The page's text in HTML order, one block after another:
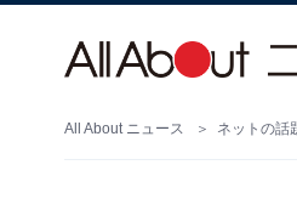
All About ニュース ネットの話